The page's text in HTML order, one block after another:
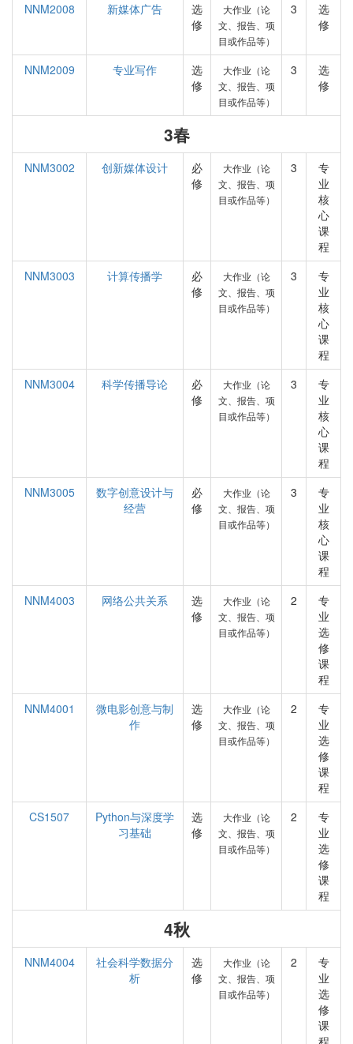
NNM2008 新媒体广告
选
修
大作业（论
文、报告、项
目或作品等）
3
选
修
NNM2009 专业写作
选
修
大作业（论
文、报告、项
目或作品等）
3
选
修
3春
NNM3002 创新媒体设计
必
修
大作业（论
文、报告、项
目或作品等）
3
专
业
核
心
课
程
NNM3003
计算传播学
必
修
大作业（论
文、报告、项
目或作品等）
3
专
业
核
心
课
程
NNM3004
科学传播导论
必
修
大作业（论
文、报告、项
目或作品等）
3
专
业
核
心
课
程
NNM3005
数字创意设计与
经营
必
修
大作业（论
文、报告、项
目或作品等）
3
专
业
核
心
课
程
NNM4003
网络公共关系
选
修
大作业（论
文、报告、项
目或作品等）
2
专
业
选
修
课
程
NNM4001
微电影创意与制
作
选
修
大作业（论
文、报告、项
目或作品等）
2
专
业
选
修
课
程
CS1507
Python与深度学
习基础
选
修
大作业（论
文、报告、项
目或作品等）
2
专
业
选
修
课
程
4秋
NNM4004
社会科学数据分
析
选
修
大作业（论
文、报告、项
目或作品等）
2
专
业
选
修
课
程